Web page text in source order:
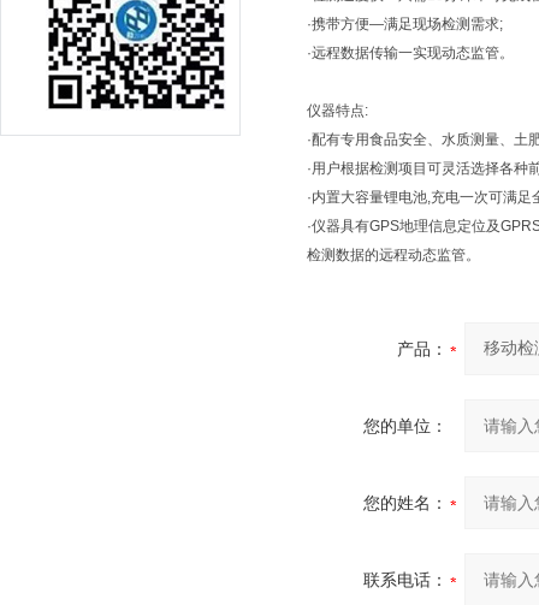
·携带方便—满足现场检测需求;
·远程数据传输一实现动态监管。
仪器特点:
·配有专用食品安全、水质测量、土
·用户根据检测项目可灵活选择各种
·内置大容量锂电池,充电一次可满
·仪器具有GPS地理信息定位及
检测数据的远程动态监管。
产品：
您的单位：
您的姓名：
联系电话：